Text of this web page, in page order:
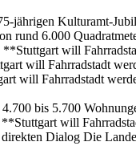
jährigen Kulturamt-
rund 6.000
**Stuttgart will
will Fahrradstadt
will Fahrradstadt
bis 5.700
will
Dialog Die